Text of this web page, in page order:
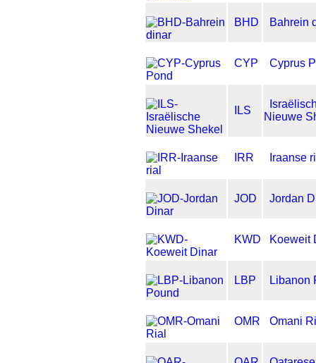
BHD Bahrein
CYP Cyprus
ILS
Nieuwe
IRR Iraanse
JOD Jordan
KWD Koeweit
LBP Libanon
OMR Omani